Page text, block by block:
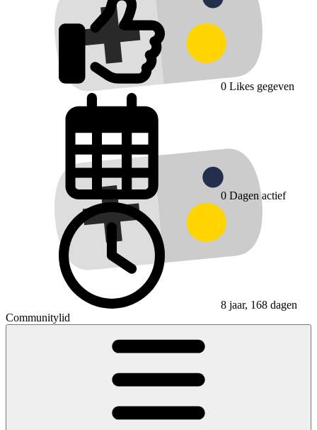
0 Likes gegeven
0 Dagen actief
8 jaar, 168 dagen
Communitylid